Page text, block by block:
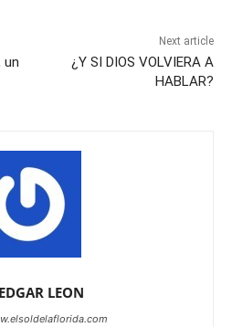
un
Next article
¿Y SI DIOS VOLVIERA A
HABLAR?
LEON